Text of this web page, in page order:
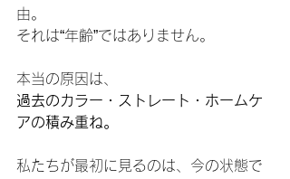
由。
それは“年齢”ではありません。
本当の原因は、
過去のカラー・ストレート・ホームケ
アの積み重ね。
私たちが最初に見るのは、今の状態で